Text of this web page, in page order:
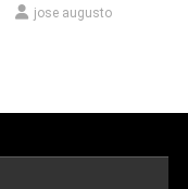
jose augusto